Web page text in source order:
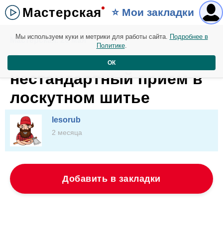
Мастерская ⭐️ Мои закладки
Мастерская. 26 мая
Вторая жизнь текстиля:
нестандартный прием в
лоскутном шитье
lesorub
2 месяца
Добавить в закладки
Мы используем куки и метрики для работы сайта. Подробнее в
Политике.
ОК